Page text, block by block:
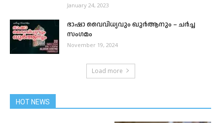
January 24, 2023
ഭാഷാ വൈവിധ്യവും ഖുർആനും – ചർച്ച
സംഗമം
November 19, 2024
Load more
HOT NEWS